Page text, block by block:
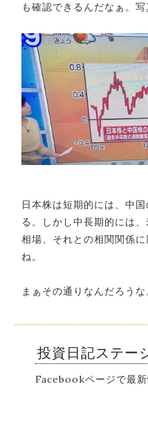
も確認できるんだなぁ。写
日本株は短期的には、中
る。しかし中長期的には
相場、それとの相関関係
ね。
まぁその通りなんだろう
投資日記ステー
Facebookページで最